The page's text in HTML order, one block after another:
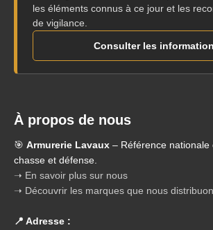
les éléments connus à ce jour et les
de vigilance.
Consulter les
À propos de nous
🎯 Armurerie Lavaux – Référence nationale
chasse et défense.
➝ En savoir plus sur nous
➝ Découvrir les marques que nous
📍 Adresse :